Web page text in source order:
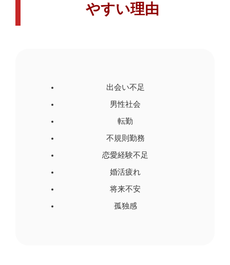
やすい理由
出会い不足
男性社会
転勤
不規則勤務
恋愛経験不足
婚活疲れ
将来不安
孤独感